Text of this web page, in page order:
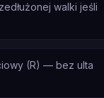
walki jeśli
(R) — bez ulta